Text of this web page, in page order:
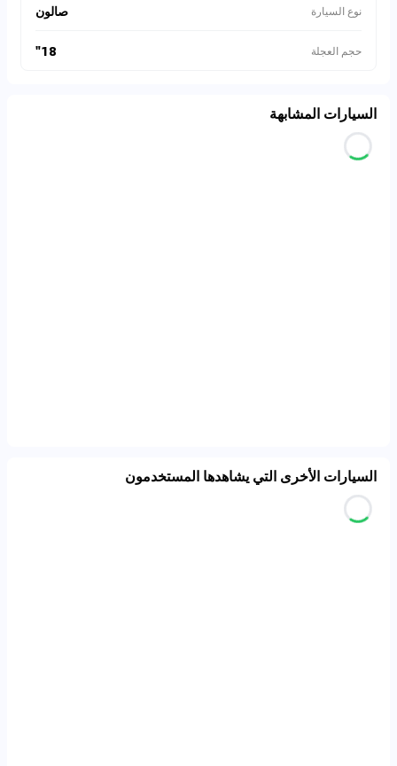
نوع السيارة صالون
حجم العجلة 18"
السيارات المشابهة
السيارات الأخرى التي يشاهدها المستخدمون